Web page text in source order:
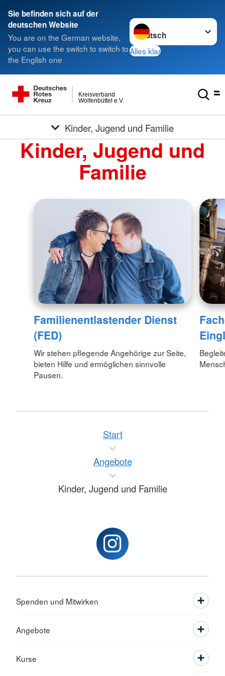
Sie befinden sich auf der
deutschen Website
You are on the German website,
you can use the switch to switch to
the English one
Sprache wechseln zu
Alles klar
Wolfenbüttel e.V.
Kreisverband
Kinder, Jugend und Familie
Kinder, Jugend und
Familie
Familienentlastender Dienst
(FED)
Wir stehen pflegende Angehörige zur Seite,
bieten Hilfe und ermöglichen sinnvolle
Pausen.
Start
Angebote
Kinder, Jugend und Familie
Spenden und Mitwirken
Angebote
Kurse